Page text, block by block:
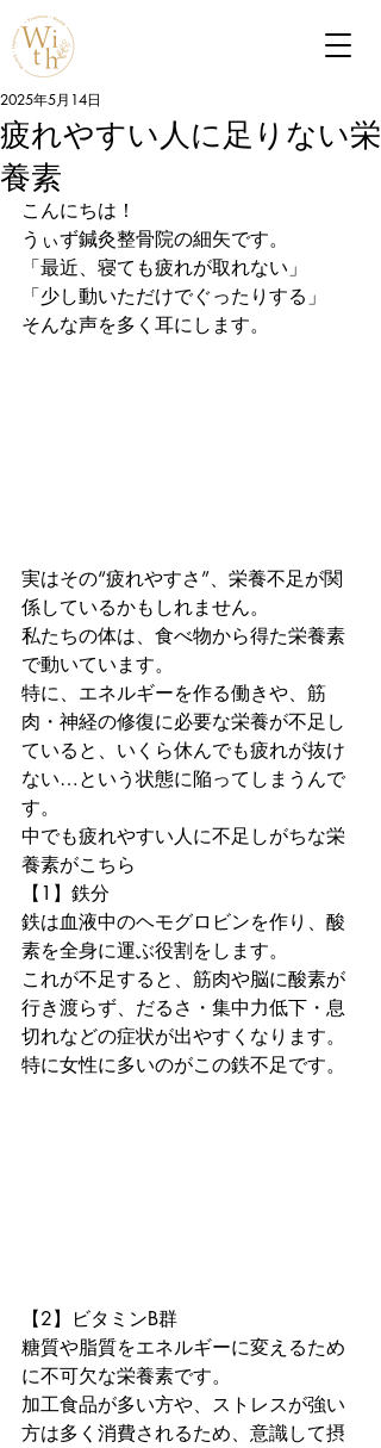
疲れやすい人に足りない栄
養素
2025年5月14日
こんにちは！
うぃず鍼灸整骨院の細矢です。
「最近、寝ても疲れが取れない」
「少し動いただけでぐったりする」
そんな声を多く耳にします。
実はその“疲れやすさ”、栄養不足が関
係しているかもしれません。
私たちの体は、食べ物から得た栄養素
で動いています。
特に、エネルギーを作る働きや、筋
肉・神経の修復に必要な栄養が不足し
ていると、いくら休んでも疲れが抜け
ない…という状態に陥ってしまうんで
す。
中でも疲れやすい人に不足しがちな栄
養素がこちら
【1】鉄分
鉄は血液中のヘモグロビンを作り、酸
素を全身に運ぶ役割をします。
これが不足すると、筋肉や脳に酸素が
行き渡らず、だるさ・集中力低下・息
切れなどの症状が出やすくなります。
特に女性に多いのがこの鉄不足です。
【2】ビタミンB群
糖質や脂質をエネルギーに変えるため
に不可欠な栄養素です。
加工食品が多い方や、ストレスが強い
方は多く消費されるため、意識して摂